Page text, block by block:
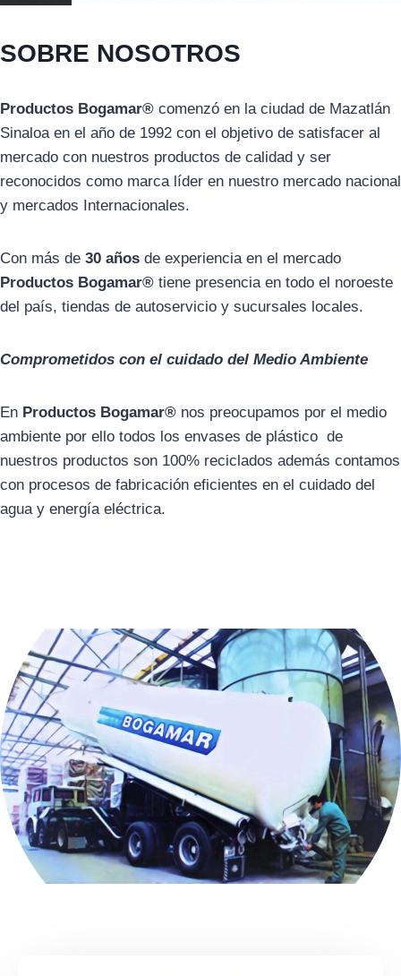
SOBRE NOSOTROS
Productos Bogamar® comenzó en la ciudad de Mazatlán
Sinaloa en el año de 1992 con el objetivo de satisfacer al
mercado con nuestros productos de calidad y ser
reconocidos como marca líder en nuestro mercado nacional
y mercados Internacionales.
Con más de 30 años de experiencia en el mercado
Productos Bogamar® tiene presencia en todo el noroeste
del país, tiendas de autoservicio y sucursales locales.
Comprometidos con el cuidado del Medio Ambiente
En Productos Bogamar® nos preocupamos por el medio
ambiente por ello todos los envases de plástico de
nuestros productos son 100% reciclados además contamos
con procesos de fabricación eficientes en el cuidado del
agua y energía eléctrica.